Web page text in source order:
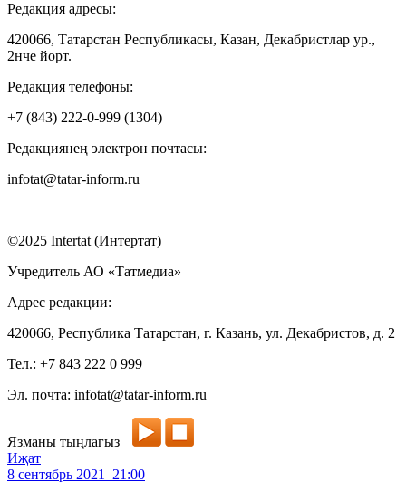
Редакция адресы:
420066, Татарстан Республикасы, Казан, Декабристлар ур.,
2нче йорт.
Редакция телефоны:
+7 (843) 222-0-999 (1304)
Редакциянең электрон почтасы:
infotat@tatar-inform.ru
©2025 Intertat (Интертат)
Учредитель АО «Татмедиа»
Адрес редакции:
420066, Республика Татарстан, г. Казань, ул. Декабристов, д. 2
Тел.: +7 843 222 0 999
Эл. почта: infotat@tatar-inform.ru
Язманы тыңлагыз
Иҗат
8 сентябрь 2021 21:00